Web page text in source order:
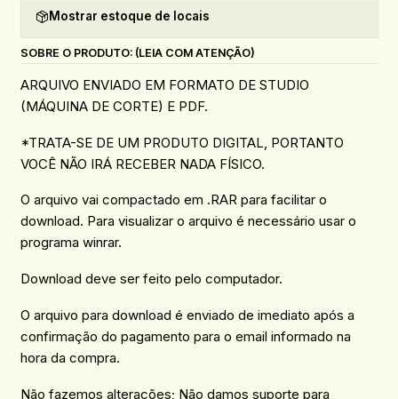
Mostrar estoque de locais
SOBRE O PRODUTO: (LEIA COM ATENÇÃO)
ARQUIVO ENVIADO EM FORMATO DE STUDIO
(MÁQUINA DE CORTE) E PDF.
*TRATA-SE DE UM PRODUTO DIGITAL, PORTANTO
VOCÊ NÃO IRÁ RECEBER NADA FÍSICO.
O arquivo vai compactado em .RAR para facilitar o
download. Para visualizar o arquivo é necessário usar o
programa winrar.
Download deve ser feito pelo computador.
O arquivo para download é enviado de imediato após a
confirmação do pagamento para o email informado na
hora da compra.
Não fazemos alterações; Não damos suporte para